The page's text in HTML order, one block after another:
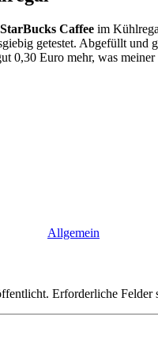
StarBucks Caffee im
getestet. Abgefüllt und
0,30 Euro mehr, was
Allgemein
Erforderliche Felder